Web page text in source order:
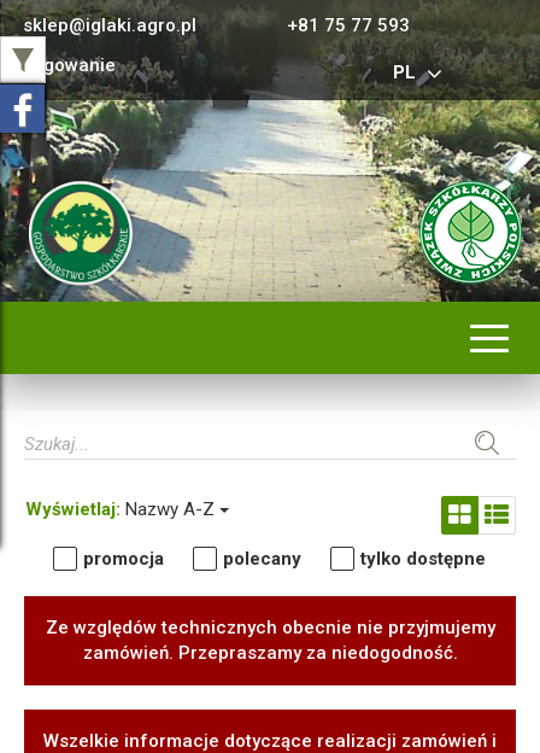
sklep@iglaki.agro.pl
+81 75 77 593
Logowanie
PL
Wyświetlaj: Nazwy A-Z
promocja polecany tylko dostępne
Ze względów technicznych obecnie nie przyjmujemy
zamówień. Przepraszamy za niedogodność.
Wszelkie informacje dotyczące realizacji zamówień i